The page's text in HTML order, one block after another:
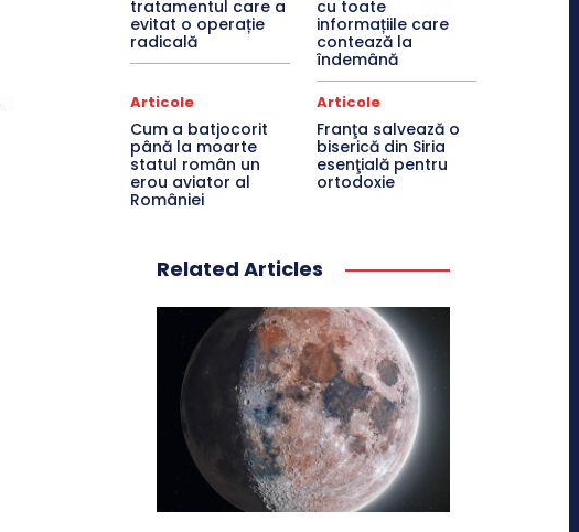
tratamentul care a
evitat o operație
radicală
cu toate
informațiile care
contează la
îndemână
Articole
Cum a batjocorit
până la moarte
statul român un
erou aviator al
României
Articole
Franţa salvează o
biserică din Siria
esenţială pentru
ortodoxie
Related Articles